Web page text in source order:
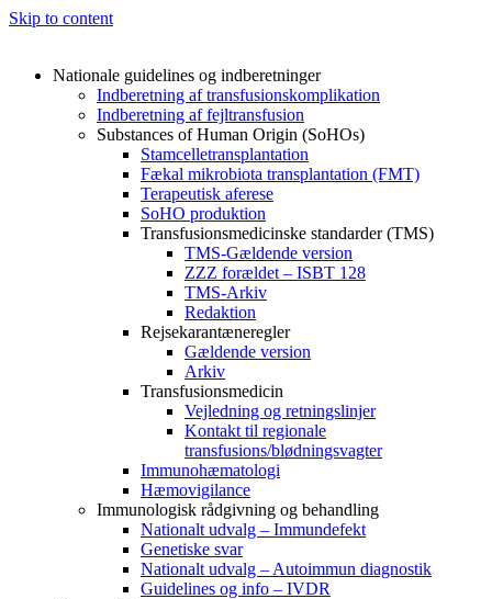
Skip to content
Nationale guidelines og indberetninger
Indberetning af transfusionskomplikation
Indberetning af fejltransfusion
Substances of Human Origin (SoHOs)
Stamcelletransplantation
Fækal mikrobiota transplantation (FMT)
Terapeutisk aferese
SoHO produktion
Transfusionsmedicinske standarder (TMS)
TMS-Gældende version
ZZZ forældet – ISBT 128
TMS-Arkiv
Redaktion
Rejsekarantæneregler
Gældende version
Arkiv
Transfusionsmedicin
Vejledning og retningslinjer
Kontakt til regionale
transfusions/blødningsvagter
Immunohæmatologi
Hæmovigilance
Immunologisk rådgivning og behandling
Nationalt udvalg – Immundefekt
Genetiske svar
Nationalt udvalg – Autoimmun diagnostik
Guidelines og info – IVDR